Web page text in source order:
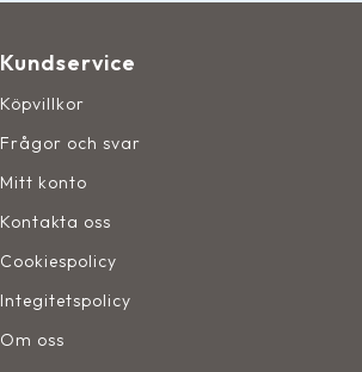
Kundservice
Köpvillkor
Frågor och svar
Mitt konto
Kontakta oss
Cookiespolicy
Integitetspolicy
Om oss